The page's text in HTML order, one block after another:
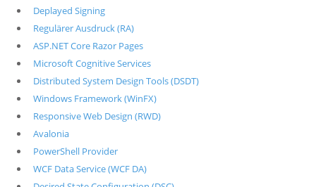
Deplayed Signing
Regulärer Ausdruck (RA)
ASP.NET Core Razor Pages
Microsoft Cognitive Services
Distributed System Design Tools (DSDT)
Windows Framework (WinFX)
Responsive Web Design (RWD)
Avalonia
PowerShell Provider
WCF Data Service (WCF DA)